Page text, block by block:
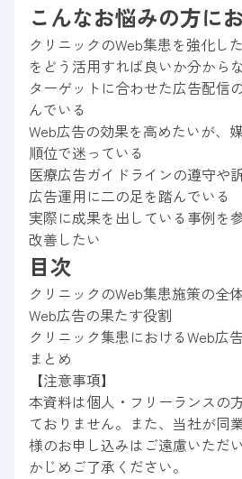
こんなお悩みの方に
クリニックのWeb集患を強化し
をどう活用すれば良いか分から
ターゲットに合わせた広告配信
んでいる
Web広告の効果を高めたいが、
順位で迷っている
医療広告ガイドラインの遵守や
広告運用に二の足を踏んでいる
実際に成果を出している事例を
改善したい
目次
クリニックのWeb集患施策の全
Web広告の果たす役割
クリニック集患におけるWeb広
まとめ
【注意事項】
本資料は個人・フリーランスの
ておりません。また、当社が同
様のお申し込みはご遠慮いただ
かじめご了承ください。